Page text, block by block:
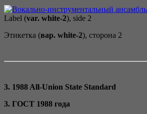
Label (var. white-2), side 2
Этикетка (вар. white-2), сторона 2
3. 1988 All-Union State Standard
3. ГОСТ 1988 года